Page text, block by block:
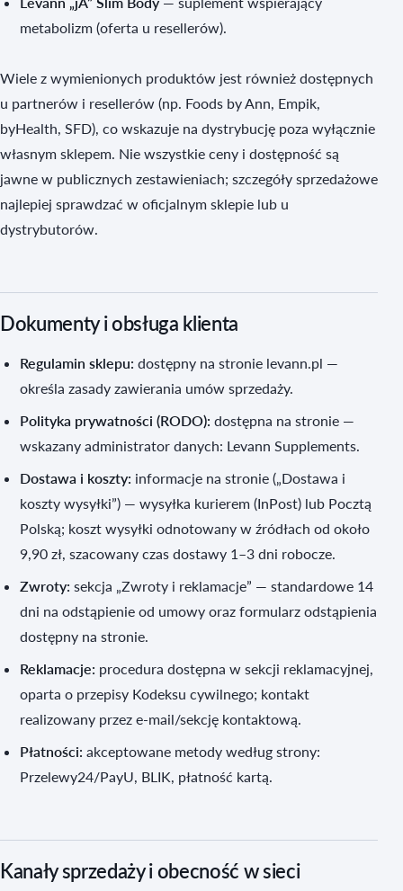
metabolizm (oferta u resellerów).
Wiele z wymienionych produktów jest również dostępnych
u partnerów i resellerów (np. Foods by Ann, Empik,
byHealth, SFD), co wskazuje na dystrybucję poza wyłącznie
własnym sklepem. Nie wszystkie ceny i dostępność są
jawne w publicznych zestawieniach; szczegóły sprzedażowe
najlepiej sprawdzać w oficjalnym sklepie lub u
dystrybutorów.
Dokumenty i obsługa klienta
Regulamin sklepu: dostępny na stronie levann.pl —
określa zasady zawierania umów sprzedaży.
Polityka prywatności (RODO): dostępna na stronie —
wskazany administrator danych: Levann Supplements.
Dostawa i koszty: informacje na stronie („Dostawa i
koszty wysyłki”) — wysyłka kurierem (InPost) lub Pocztą
Polską; koszt wysyłki odnotowany w źródłach od około
9,90 zł, szacowany czas dostawy 1–3 dni robocze.
Zwroty: sekcja „Zwroty i reklamacje” — standardowe 14
dni na odstąpienie od umowy oraz formularz odstąpienia
dostępny na stronie.
Reklamacje: procedura dostępna w sekcji reklamacyjnej,
oparta o przepisy Kodeksu cywilnego; kontakt
realizowany przez e‑mail/sekcję kontaktową.
Płatności: akceptowane metody według strony:
Przelewy24/PayU, BLIK, płatność kartą.
Kanały sprzedaży i obecność w sieci